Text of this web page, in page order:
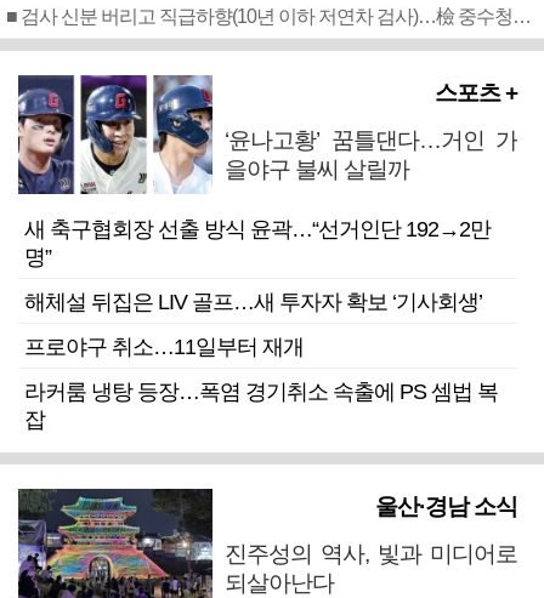
■ 검사 신분 버리고 직급하향(10년 이하 저연차 검사)…檢 중수청행 기피
스포츠 +
‘윤나고황’ 꿈틀댄다…거인 가
을야구 불씨 살릴까
새 축구협회장 선출 방식 윤곽…“선거인단 192→2만
명”
해체설 뒤집은 LIV 골프…새 투자자 확보 ‘기사회생’
프로야구 취소…11일부터 재개
라커룸 냉탕 등장…폭염 경기취소 속출에 PS 셈법 복
잡
울산·경남 소식
진주성의 역사, 빛과 미디어로
되살아난다